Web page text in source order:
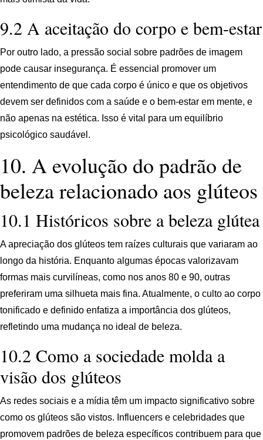
9.2 A aceitação do corpo e bem-estar
Por outro lado, a pressão social sobre padrões de imagem
pode causar insegurança. É essencial promover um
entendimento de que cada corpo é único e que os objetivos
devem ser definidos com a saúde e o bem-estar em mente, e
não apenas na estética. Isso é vital para um equilíbrio
psicológico saudável.
10. A evolução do padrão de
beleza relacionado aos glúteos
10.1 Históricos sobre a beleza glútea
A apreciação dos glúteos tem raízes culturais que variaram ao
longo da história. Enquanto algumas épocas valorizavam
formas mais curvilíneas, como nos anos 80 e 90, outras
preferiram uma silhueta mais fina. Atualmente, o culto ao corpo
tonificado e definido enfatiza a importância dos glúteos,
refletindo uma mudança no ideal de beleza.
10.2 Como a sociedade molda a
visão dos glúteos
As redes sociais e a mídia têm um impacto significativo sobre
como os glúteos são vistos. Influencers e celebridades que
promovem padrões de beleza específicos contribuem para que